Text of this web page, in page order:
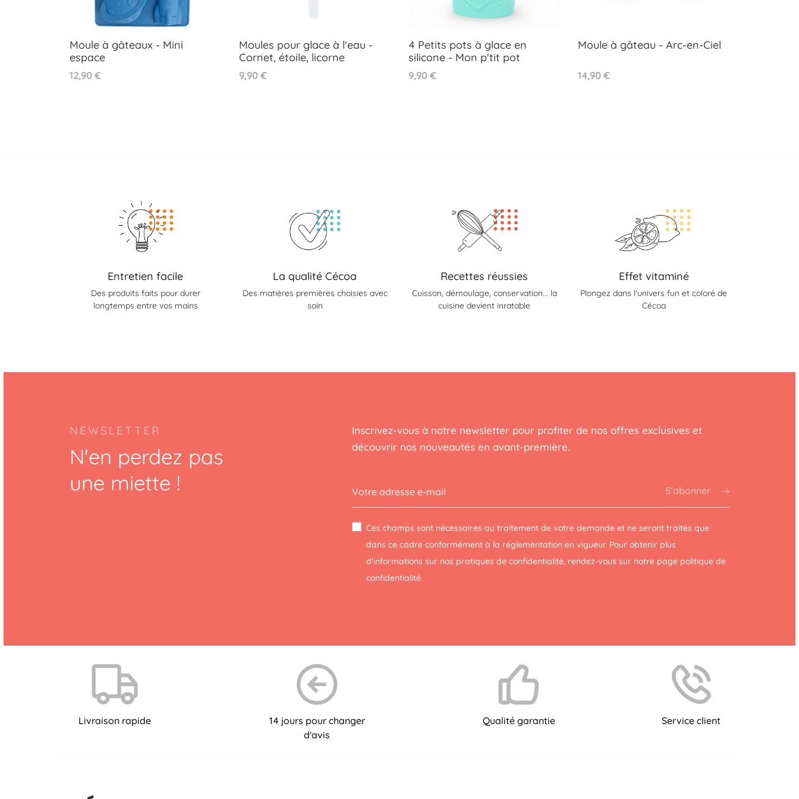
Moule à gâteaux - Mini
espace
Prix
12,90 €
Moules pour glace à l'eau -
Cornet, étoile, licorne
Prix
9,90 €
4 Petits pots à glace en
silicone - Mon p'tit pot
Prix
9,90 €
Moule à gâteau - Arc-en-Ciel
Prix
14,90 €
Entretien facile
Des produits faits pour durer
longtemps entre vos mains
La qualité Cécoa
Des matières premières choisies avec
soin
Recettes réussies
Cuisson, démoulage, conservation... la
cuisine devient inratable
Effet vitaminé
Plongez dans l'univers fun et coloré de
Cécoa
NEWSLETTER
N'en perdez pas
une miette !
Inscrivez-vous à notre newsletter pour profiter de nos offres exclusives et
découvrir nos nouveautés en avant-première.
S’abonner
Ces champs sont nécessaires au traitement de votre demande et ne seront traités que
dans ce cadre conformément à la réglementation en vigueur. Pour obtenir plus
d'informations sur nos pratiques de confidentialité, rendez-vous sur notre page politique de
confidentialité.
Livraison rapide
14 jours pour changer
d'avis
Qualité garantie Service client